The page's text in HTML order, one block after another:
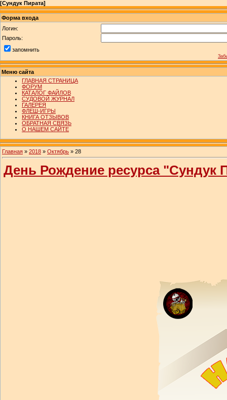
[Сундук Пирата]
Форма входа
Логин:
Пароль:
запомнить
Меню сайта
ГЛАВНАЯ СТРАНИЦА
ФОРУМ
КАТАЛОГ ФАЙЛОВ
СУДОВОЙ ЖУРНАЛ
ГАЛЕРЕЯ
ФЛЕШ-ИГРЫ
КНИГА ОТЗЫВОВ
ОБРАТНАЯ СВЯЗЬ
О НАШЕМ САЙТЕ
Главная » 2018 » Октябрь » 28
День Рождение ресурса "Сундук